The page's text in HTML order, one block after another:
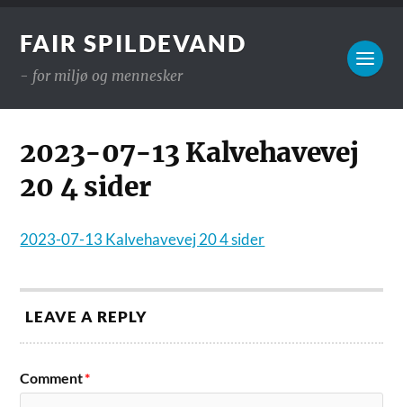
FAIR SPILDEVAND
- for miljø og mennesker
2023-07-13 Kalvehavevej
20 4 sider
2023-07-13 Kalvehavevej 20 4 sider
LEAVE A REPLY
Comment*